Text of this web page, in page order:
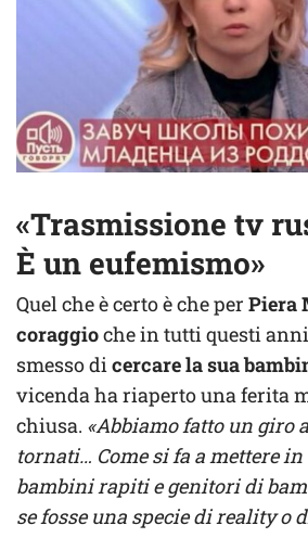
«Trasmissione tv
È un eufemismo»
Quel che è certo è che per Piera
coraggioche in tutti questi
smesso dicercare la sua
vicenda ha riaperto una ferita
chiusa. «Abbiamo fatto un giro
tornati… Come si fa a mettere
bambini rapiti e genitori di
se fosse una specie di reality o